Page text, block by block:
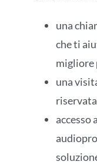
una
che ti
migliore
una
accesso